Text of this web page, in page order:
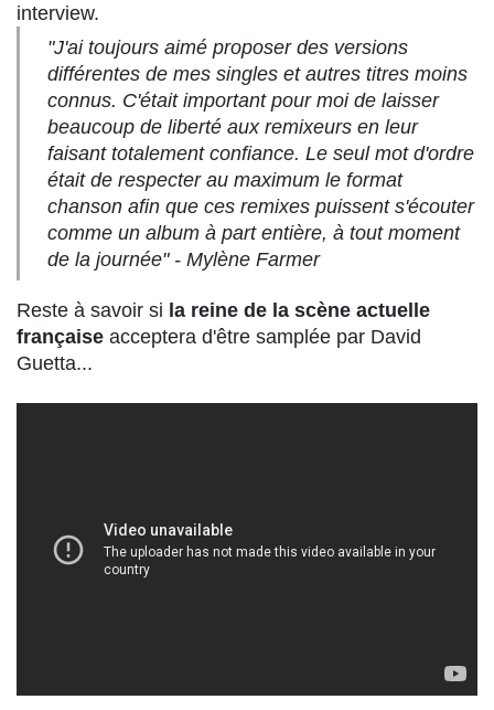
interview.
"J'ai toujours aimé proposer des versions
différentes de mes singles et autres titres moins
connus. C'était important pour moi de laisser
beaucoup de liberté aux remixeurs en leur
faisant totalement confiance. Le seul mot d'ordre
était de respecter au maximum le format
chanson afin que ces remixes puissent s'écouter
comme un album à part entière, à tout moment
de la journée" - Mylène Farmer
Reste à savoir si la reine de la scène actuelle
française acceptera d'être samplée par David
Guetta...